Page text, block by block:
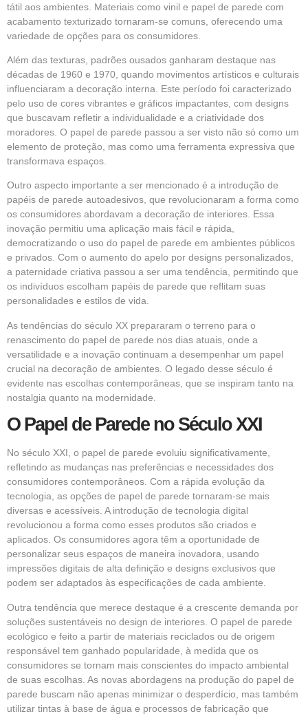
tátil aos ambientes. Materiais como vinil e papel de parede com
acabamento texturizado tornaram-se comuns, oferecendo uma
variedade de opções para os consumidores.
Além das texturas, padrões ousados ganharam destaque nas
décadas de 1960 e 1970, quando movimentos artísticos e culturais
influenciaram a decoração interna. Este período foi caracterizado
pelo uso de cores vibrantes e gráficos impactantes, com designs
que buscavam refletir a individualidade e a criatividade dos
moradores. O papel de parede passou a ser visto não só como um
elemento de proteção, mas como uma ferramenta expressiva que
transformava espaços.
Outro aspecto importante a ser mencionado é a introdução de
papéis de parede autoadesivos, que revolucionaram a forma como
os consumidores abordavam a decoração de interiores. Essa
inovação permitiu uma aplicação mais fácil e rápida,
democratizando o uso do papel de parede em ambientes públicos
e privados. Com o aumento do apelo por designs personalizados,
a paternidade criativa passou a ser uma tendência, permitindo que
os indivíduos escolham papéis de parede que reflitam suas
personalidades e estilos de vida.
As tendências do século XX prepararam o terreno para o
renascimento do papel de parede nos dias atuais, onde a
versatilidade e a inovação continuam a desempenhar um papel
crucial na decoração de ambientes. O legado desse século é
evidente nas escolhas contemporâneas, que se inspiram tanto na
nostalgia quanto na modernidade.
O Papel de Parede no Século XXI
No século XXI, o papel de parede evoluiu significativamente,
refletindo as mudanças nas preferências e necessidades dos
consumidores contemporâneos. Com a rápida evolução da
tecnologia, as opções de papel de parede tornaram-se mais
diversas e acessíveis. A introdução de tecnologia digital
revolucionou a forma como esses produtos são criados e
aplicados. Os consumidores agora têm a oportunidade de
personalizar seus espaços de maneira inovadora, usando
impressões digitais de alta definição e designs exclusivos que
podem ser adaptados às especificações de cada ambiente.
Outra tendência que merece destaque é a crescente demanda por
soluções sustentáveis no design de interiores. O papel de parede
ecológico e feito a partir de materiais reciclados ou de origem
responsável tem ganhado popularidade, à medida que os
consumidores se tornam mais conscientes do impacto ambiental
de suas escolhas. As novas abordagens na produção do papel de
parede buscam não apenas minimizar o desperdício, mas também
utilizar tintas à base de água e processos de fabricação que